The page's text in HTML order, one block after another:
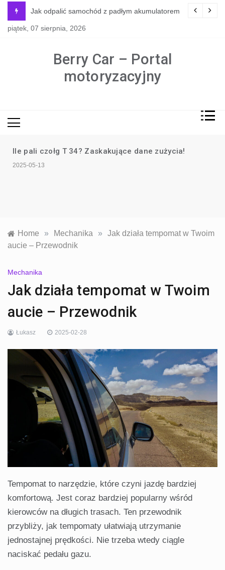
content
naprawdę potrzebne?
Jak odpalić samochód z padłym akumulatorem
piątek, 07 sierpnia, 2026
Berry Car – Portal
motoryzacyjny
Ile pali czołg T 34? Zaskakujące dane zużycia!
2025-05-13
Home » Mechanika » Jak działa tempomat w Twoim
aucie – Przewodnik
Mechanika
Jak działa tempomat w Twoim
aucie – Przewodnik
Łukasz 2025-02-28
Tempomat to narzędzie, które czyni jazdę bardziej
komfortową. Jest coraz bardziej popularny wśród
kierowców na długich trasach. Ten przewodnik
przybliży, jak tempomaty ułatwiają utrzymanie
jednostajnej prędkości. Nie trzeba wtedy ciągle
naciskać pedału gazu.